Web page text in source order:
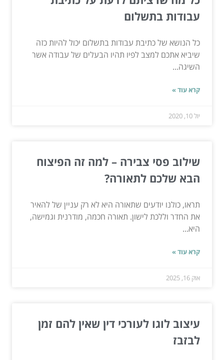
עבודות בתשלום
כל הנושא של כתיבת עבודות בתשלום יכול להיות כזה
שיביא אתכם למצב לפיו תהיו הבעלים של עבודה אשר
השיגה...
קרא עוד »
יול 10, 2020
שילוב פסי צבירה – למה זה הפיצוח
הבא שלכם לתאורה?
תראו, כולנו יודעים שתאורה היא לא רק עניין של להאיר
את החדר וללכת לישון. תאורה חכמה, מודרנית וגמישה,
היא...
קרא עוד »
אוק 16, 2025
עיצוב לוגו לעורכי דין שאין להם זמן
לבזבז